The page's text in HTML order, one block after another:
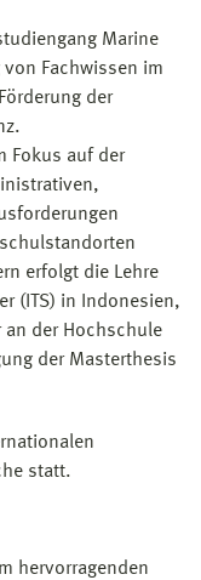
die
dass pro
um
nicht mehr
Zulassung ist
3,0 oder
wird als
Somit ist
alternativ
keinen
Marine
Fachwissen im
der
Fokus auf der
erfolgt die Lehre
(ITS) in Indonesien,
der Hochschule
der Masterthesis
statt.
hervorragenden